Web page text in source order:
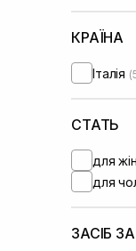
КРАЇНА
Італія
СТАТЬ
для
для
ЗАСІБ